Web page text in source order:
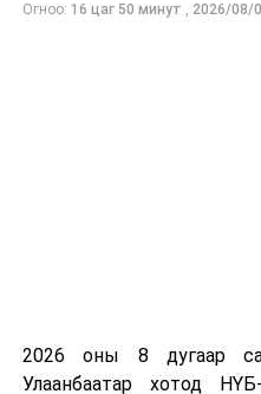
Огноо: 16 цаг 50 минут , 2026/08/
2026 оны 8 дугаар
Улаанбаатар хотод